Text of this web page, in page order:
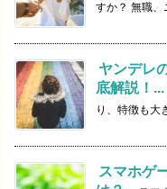
すか？ 無職、
ヤンデレ
底解説！...
り、特徴も大
スマホゲ